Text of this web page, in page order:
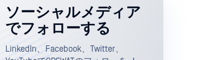
ソーシャルメディア
でフォローする
LinkedIn、Facebook、Twitter、